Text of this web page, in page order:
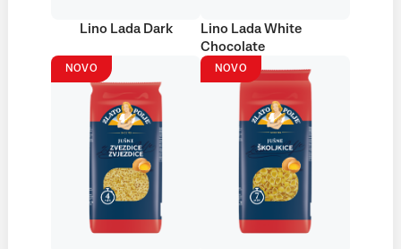
Lino Lada Dark
Lino Lada White
Chocolate
NOVO NOVO